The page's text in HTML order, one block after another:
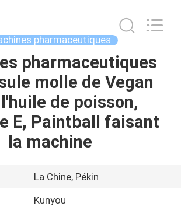
pharmaceutiques
pharmaceutiques
molle de Vegan
de poisson,
E, Paintball faisant
la machine
La Chine, Pékin
Kunyou